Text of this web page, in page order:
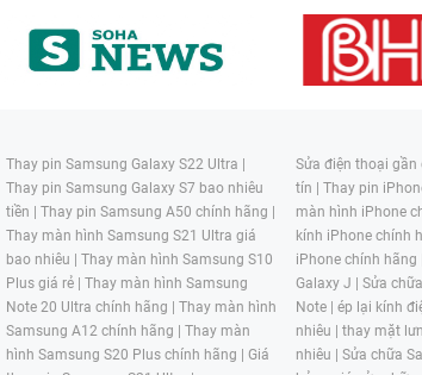
Thay pin Samsung Galaxy S22 Ultra |
Thay pin Samsung Galaxy S7 bao nhiêu
tiền | Thay pin Samsung A50 chính hãng |
Thay màn hình Samsung S21 Ultra giá
bao nhiêu | Thay màn hình Samsung S10
Plus giá rẻ | Thay màn hình Samsung
Note 20 Ultra chính hãng | Thay màn hình
Samsung A12 chính hãng | Thay màn
hình Samsung S20 Plus chính hãng | Giá
Sửa điện thoại gần
tín | Thay pin
màn hình iPhone
kính iPhone chính
iPhone chính hãng |
Galaxy J | Sửa
Note | ép lại kính
nhiêu | thay mặt
nhiêu | Sửa chữa